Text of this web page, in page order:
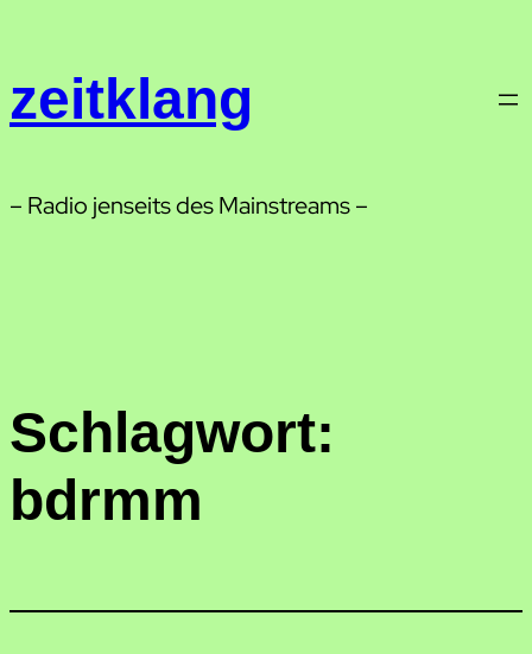
springen
zeitklang
– Radio jenseits des Mainstreams –
Schlagwort:
bdrmm